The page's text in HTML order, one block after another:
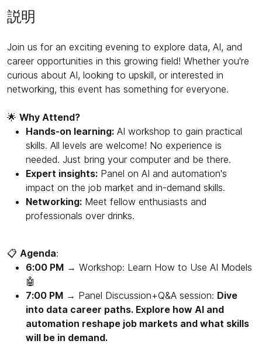
説明
Join us for an exciting evening to explore data, AI, and
career opportunities in this growing field! Whether you're
curious about AI, looking to upskill, or interested in
networking, this event has something for everyone.
🌟 Why Attend?
Hands-on learning: AI workshop to gain practical
skills. All levels are welcome! No experience is
needed. Just bring your computer and be there.
Expert insights: Panel on AI and automation's
impact on the job market and in-demand skills.
Networking: Meet fellow enthusiasts and
professionals over drinks.
📋 Agenda:
6:00 PM → Workshop: Learn How to Use AI Models
🤖
7:00 PM → Panel Discussion+Q&A session: Dive
into data career paths. Explore how AI and
automation reshape job markets and what skills
will be in demand.